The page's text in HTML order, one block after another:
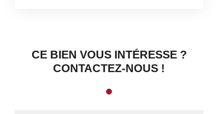
CE BIEN VOUS INTÉRESSE ?
CONTACTEZ-NOUS !